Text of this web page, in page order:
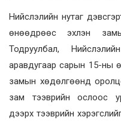
Нийслэлийн нутаг
өнөөдрөөс эхлэн
Тодруулбал,
аравдугаар сарын 15-ны
замын хөдөлгөөнд
зам тээврийн ослоос
дээрх тээврийн